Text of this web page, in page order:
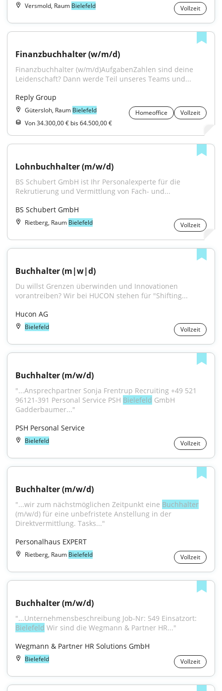
Versmold, Raum Bielefeld Vollzeit
Finanzbuchhalter (w/m/d)
Finanzbuchhalter (w/m/d)AufgabenZahlen sind deine
Leidenschaft? Dann werde Teil unseres Teams und...
Reply Group
Gütersloh, Raum Bielefeld Homeoffice
Vollzeit
Von 34.300,00 € bis 64.500,00 €
Lohnbuchhalter (m/w/d)
BS Schubert GmbH ist Ihr Personalexperte für die
Rekrutierung und Vermittlung von Fach- und...
BS Schubert GmbH
Rietberg, Raum Bielefeld Vollzeit
Buchhalter (m|w|d)
Du willst Grenzen überwinden und Innovationen
vorantreiben? Wir bei HUCON stehen für "Shifting...
Hucon AG
Bielefeld Vollzeit
Buchhalter (m/w/d)
"...Ansprechpartner Sonja Frentrup Recruiting +49 521
96121-391 Personal Service PSH Bielefeld GmbH
Gadderbaumer..."
PSH Personal Service
Bielefeld Vollzeit
Buchhalter (m/w/d)
"...wir zum nächstmöglichen Zeitpunkt eine Buchhalter
(m/w/d) für eine unbefristete Anstellung in der
Direktvermittlung. Tasks..."
Personalhaus EXPERT
Rietberg, Raum Bielefeld Vollzeit
Buchhalter (m/w/d)
Bielefeld Wir sind die Wegmann & Partner HR..."
Wegmann & Partner HR Solutions GmbH
Bielefeld Vollzeit